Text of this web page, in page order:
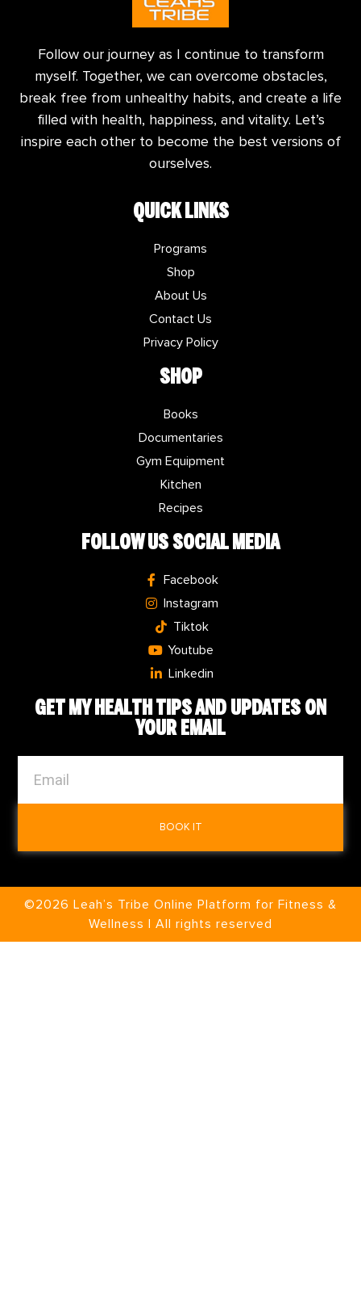
Follow our journey as I continue to transform
myself. Together, we can overcome obstacles,
break free from unhealthy habits, and create a life
filled with health, happiness, and vitality. Let’s
inspire each other to become the best versions of
ourselves.
QUICK LINKS
Programs
Shop
About Us
Contact Us
Privacy Policy
SHOP
Books
Documentaries
Gym Equipment
Kitchen
Recipes
FOLLOW US SOCIAL MEDIA
Facebook
Instagram
Tiktok
Youtube
Linkedin
GET MY HEALTH TIPSAND UPDATES ON
YOUR EMAIL
BOOK IT
©2026 Leah’s Tribe Online Platform for Fitness &
Wellness | All rights reserved